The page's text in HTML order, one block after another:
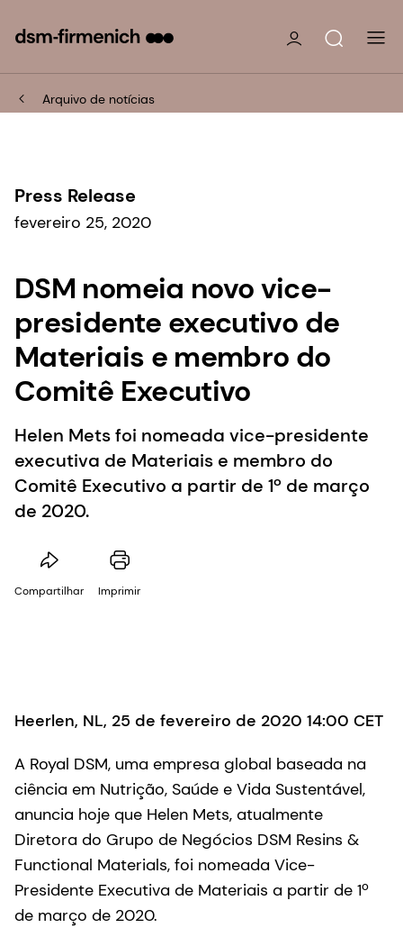
Arquivo de notícias
Press Release
fevereiro 25, 2020
DSM nomeia novo vice-
presidente executivo de
Materiais e membro do
Comitê Executivo
Helen Mets foi nomeada vice-presidente
executiva de Materiais e membro do
Comitê Executivo a partir de 1º de março
de 2020.
Compartilhar Imprimir
Heerlen, NL, 25 de fevereiro de 2020 14:00 CET
A Royal DSM, uma empresa global baseada na
ciência em Nutrição, Saúde e Vida Sustentável,
anuncia hoje que Helen Mets, atualmente
Diretora do Grupo de Negócios DSM Resins &
Functional Materials, foi nomeada Vice-
Presidente Executiva de Materiais a partir de 1º
de março de 2020.